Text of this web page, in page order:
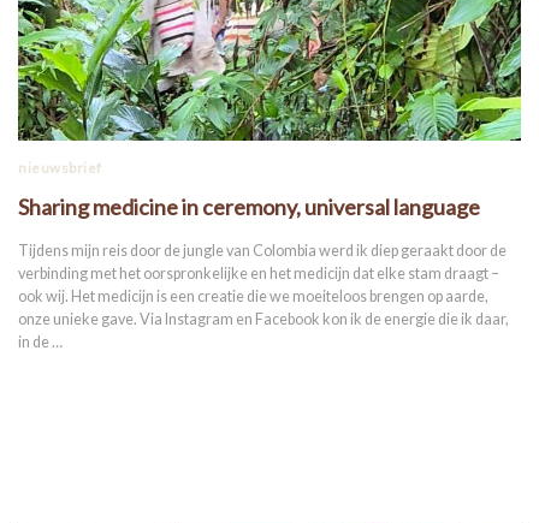
nieuwsbrief
Sharing medicine in ceremony, universal language
Tijdens mijn reis door de jungle van Colombia werd ik diep geraakt door de
verbinding met het oorspronkelijke en het medicijn dat elke stam draagt –
ook wij. Het medicijn is een creatie die we moeiteloos brengen op aarde,
onze unieke gave. Via Instagram en Facebook kon ik de energie die ik daar,
in de …